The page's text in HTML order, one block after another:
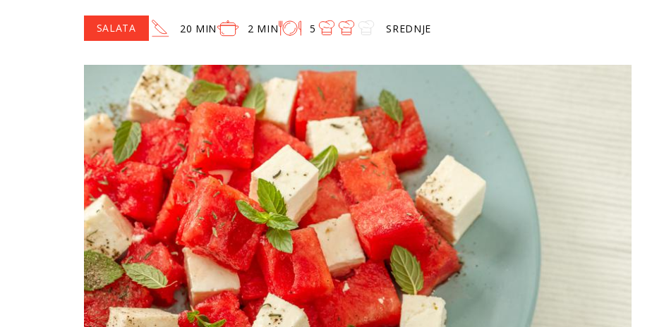
SALATA 20 MIN 2 MIN 5 SREDNJE